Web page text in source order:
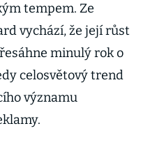
tempem. Ze
vychází, že její růst
minulý rok o
celosvětový trend
významu